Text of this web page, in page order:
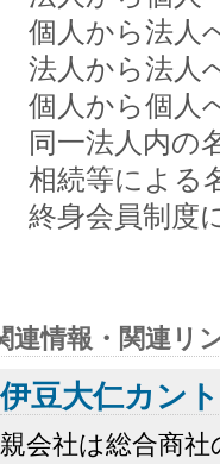
個人から法人
法人から法人
個人から個人
同一法人内
相続等によ
終身会員制度
連情報・関連リ
伊豆大仁カン
親会社は総合商